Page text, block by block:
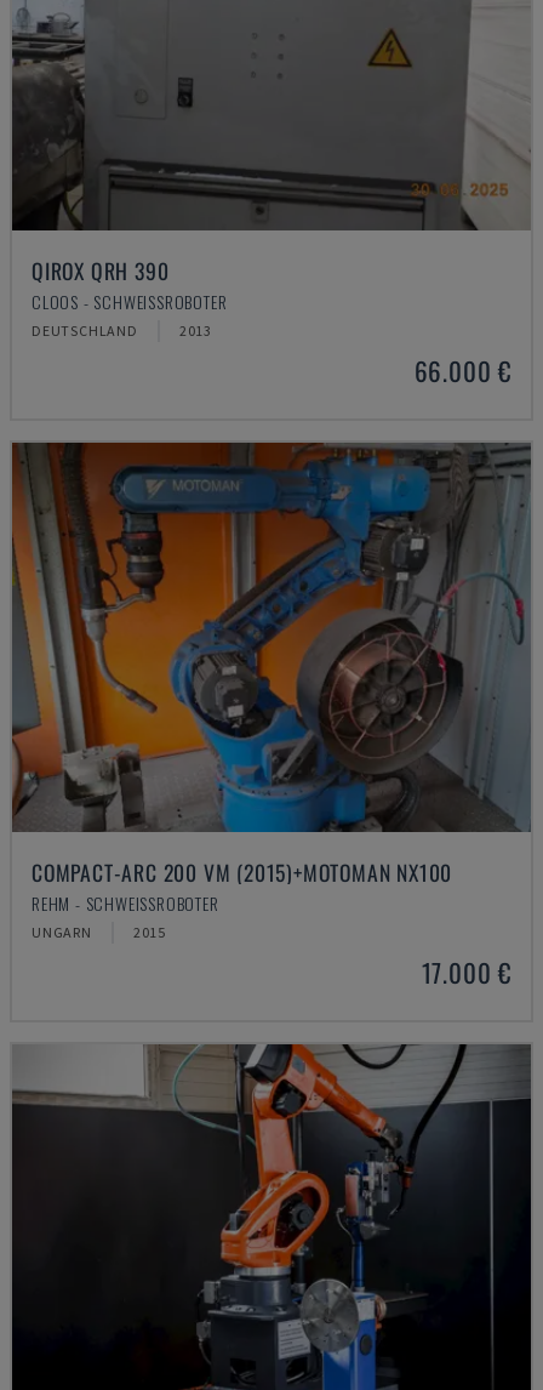
QIROX QRH 390
CLOOS - SCHWEISSROBOTER
DEUTSCHLAND 2013
66.000 €
COMPACT-ARC 200 VM (2015)+MOTOMAN NX100
REHM - SCHWEISSROBOTER
UNGARN 2015
17.000 €